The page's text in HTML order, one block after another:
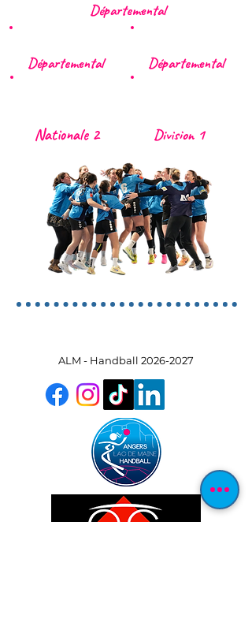
Départemental
Départemental
Nationale 2
Départemental
Division 1
ALM - Handball 2026-2027